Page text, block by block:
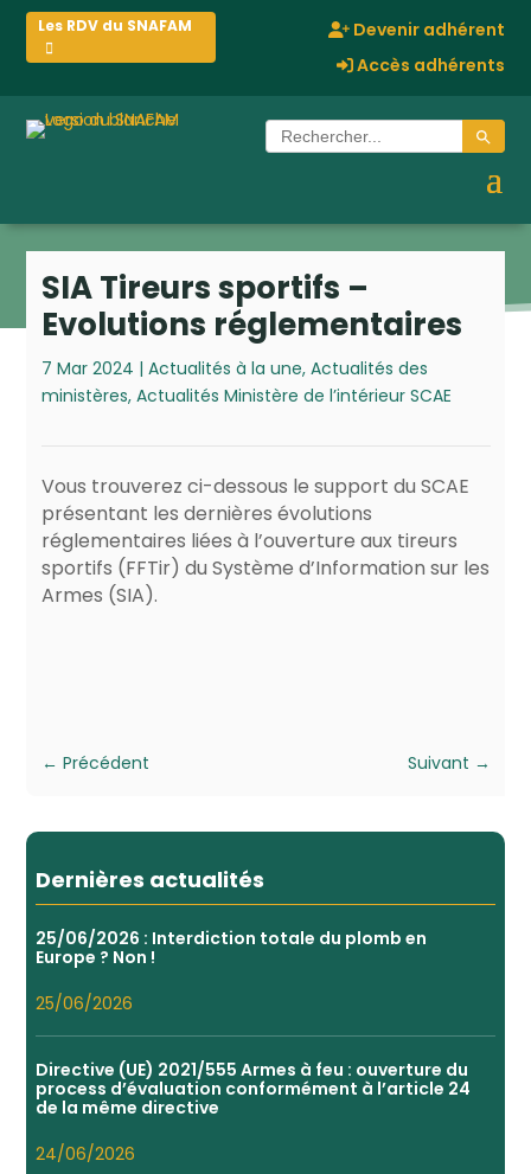
Les RDV du SNAFAM
Devenir adhérent
Accès adhérents
Search
for:
Search Button
SIA Tireurs sportifs –
Evolutions réglementaires
7 Mar 2024 | Actualités à la une, Actualités des
ministères, Actualités Ministère de l’intérieur SCAE
Vous trouverez ci-dessous le support du SCAE
présentant les dernières évolutions
réglementaires liées à l’ouverture aux tireurs
sportifs (FFTir) du Système d’Information sur les
Armes (SIA).
← Précédent Suivant →
Dernières actualités
25/06/2026 : Interdiction totale du plomb en
Europe ? Non !
25/06/2026
Directive (UE) 2021/555 Armes à feu : ouverture du
process d’évaluation conformément à l’article 24
de la même directive
24/06/2026